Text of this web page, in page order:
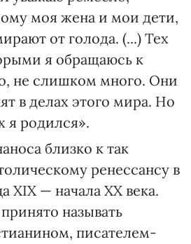
моя жена и мои дети,
от голода. (...) Тех
я обращаюсь к
не слишком много. Они
в делах этого мира. Но
я родился».
близко к так
ренессансу в
ХІХ — начала ХХ века.
называть
писателем-